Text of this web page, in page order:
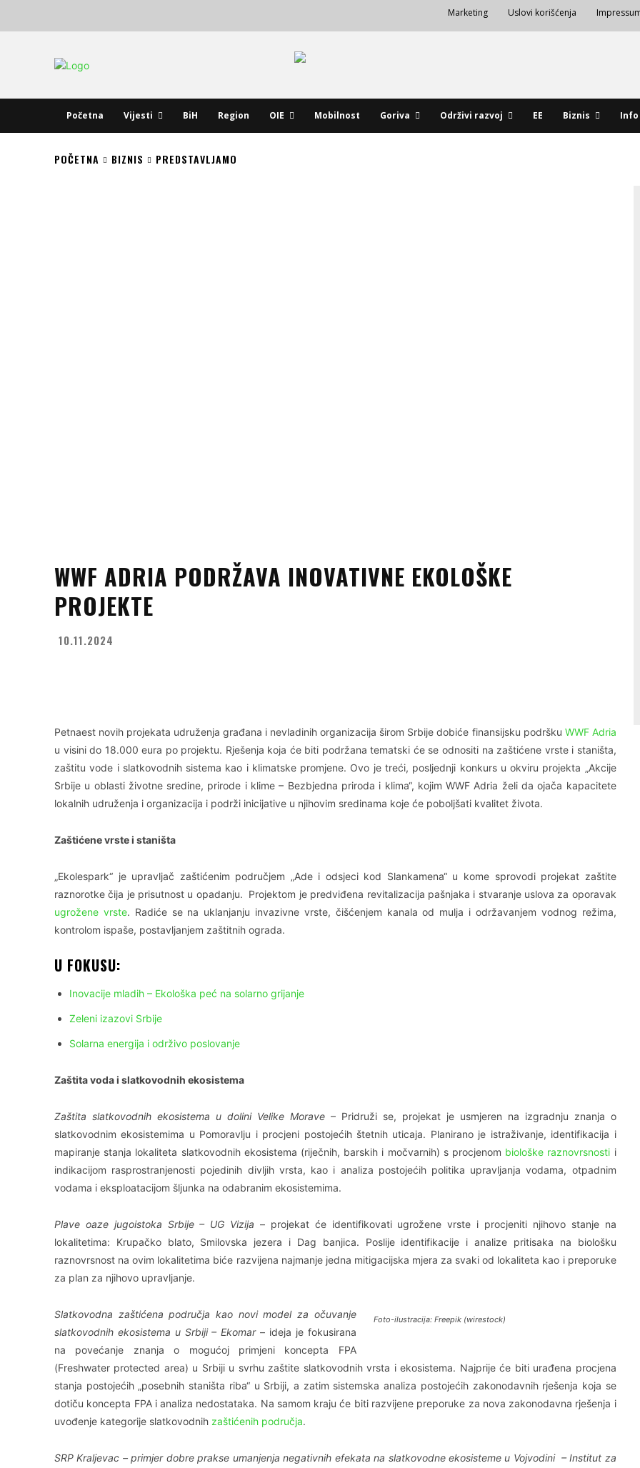
Marketing Uslovi korišćenja
Početna Vijesti BiH Region OIE Mobilnost Goriva Održivi razvoj EE Biznis Info
POČETNA BIZNIS PREDSTAVLJAMO
WWF ADRIA PODRŽAVA INOVATIVNE EKOLOŠKE
PROJEKTE
10.11.2024
Petnaest novih projekata udruženja građana i nevladinih organizacija širom Srbije dobiće finansijsku podršku WWF Adria
u visini do 18.000 eura po projektu. Rješenja koja će biti podržana tematski će se odnositi na zaštićene vrste i staništa,
zaštitu vode i slatkovodnih sistema kao i klimatske promjene. Ovo je treći, posljednji konkurs u okviru projekta „Akcije
Srbije u oblasti životne sredine, prirode i klime – Bezbjedna priroda i klima“, kojim WWF Adria želi da ojača kapacitete
lokalnih udruženja i organizacija i podrži inicijative u njihovim sredinama koje će poboljšati kvalitet života.
Zaštićene vrste i staništa
„Ekolespark“ je upravljač zaštićenim područjem „Ade i odsjeci kod Slankamena“ u kome sprovodi projekat zaštite
raznorotke čija je prisutnost u opadanju. Projektom je predviđena revitalizacija pašnjaka i stvaranje uslova za oporavak
ugrožene vrste. Radiće se na uklanjanju invazivne vrste, čišćenjem kanala od mulja i održavanjem vodnog režima,
kontrolom ispaše, postavljanjem zaštitnih ograda.
U FOKUSU:
Inovacije mladih – Ekološka peć na solarno grijanje
Zeleni izazovi Srbije
Solarna energija i održivo poslovanje
Zaštita voda i slatkovodnih ekosistema
Zaštita slatkovodnih ekosistema u dolini Velike Morave– Pridruži se, projekat je usmjeren na izgradnju znanja o
slatkovodnim ekosistemima u Pomoravlju i procjeni postojećih štetnih uticaja. Planirano je istraživanje, identifikacija i
mapiranje stanja lokaliteta slatkovodnih ekosistema (riječnih, barskih i močvarnih) s procjenom biološke raznovrsnosti i
indikacijom rasprostranjenosti pojedinih divljih vrsta, kao i analiza postojećih politika upravljanja vodama, otpadnim
vodama i eksploatacijom šljunka na odabranim ekosistemima.
Plave oaze jugoistoka Srbije – UG Vizija – projekat će identifikovati ugrožene vrste i procjeniti njihovo stanje na
lokalitetima: Krupačko blato, Smilovska jezera i Dag banjica. Poslije identifikacije i analize pritisaka na biološku
raznovrsnost na ovim lokalitetima biće razvijena najmanje jedna mitigacijska mjera za svaki od lokaliteta kao i preporuke
za plan za njihovo upravljanje.
Foto-ilustracija: Freepik (wirestock)
Slatkovodna zaštićena područja kao novi model za očuvanje
slatkovodnih ekosistema u Srbiji – Ekomar– ideja je fokusirana
na povećanje znanja o mogućoj primjeni koncepta FPA
(Freshwater protected area) u Srbiji u svrhu zaštite slatkovodnih vrsta i ekosistema. Najprije će biti urađena procjena
stanja postojećih „posebnih staništa riba“ u Srbiji, a zatim sistemska analiza postojećih zakonodavnih rješenja koja se
dotiču koncepta FPA i analiza nedostataka. Na samom kraju će biti razvijene preporuke za nova zakonodavna rješenja i
uvođenje kategorije slatkovodnih zaštićenih područja.
SRP Kraljevac – primjer dobre prakse umanjenja negativnih efekata na slatkovodne ekosisteme u Vojvodini – Institut za